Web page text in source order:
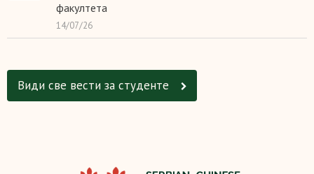
факултета
14/07/26
Види све вести за студенте